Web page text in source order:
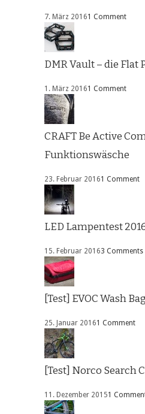
7. März 20161 Comment
DMR Vault – die Flat
1. März 20161 Comment
CRAFT Be Active
Funktionswäsche
23. Februar 20161 Comment
LED Lampentest
15. Februar 20163 Comments
[Test] EVOC Wash Bag
25. Januar 20161 Comment
[Test] Norco Search
11. Dezember 20151